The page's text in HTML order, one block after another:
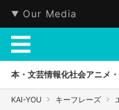
Our Media
本・文芸情報化社会アニメ
KAI-YOU キーフレーズ